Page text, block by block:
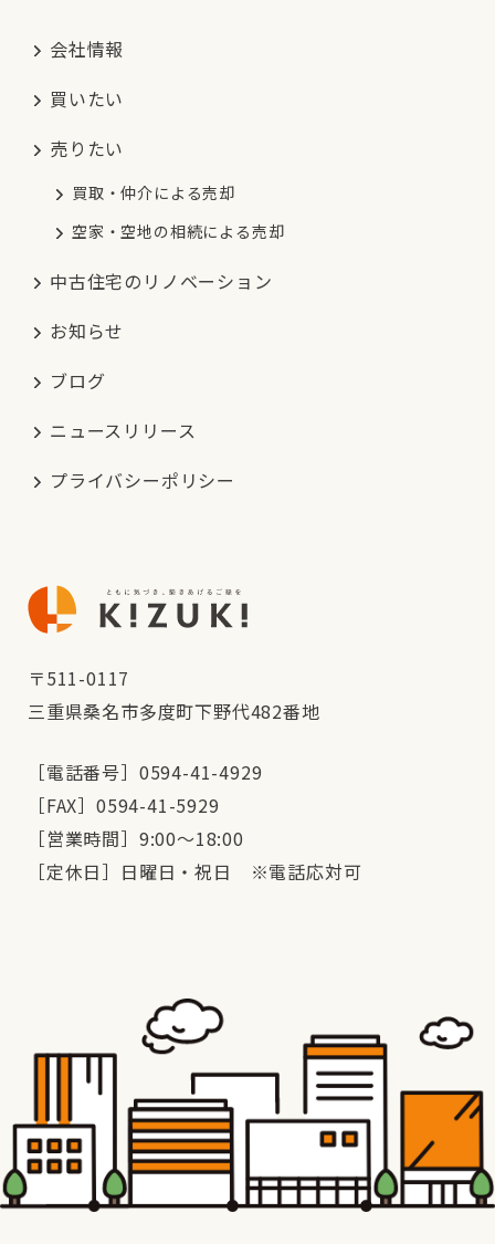
〒511-0117
三重県桑名市多度町下野代482番地
［電話番号］0594-41-4929
［FAX］0594-41-5929
［営業時間］9:00～18:00
［定休日］日曜日・祝日 ※電話応対可
会社情報
買いたい
売りたい
買取・仲介による売却
空家・空地の相続による売却
中古住宅のリノベーション
お知らせ
ブログ
ニュースリリース
プライバシーポリシー